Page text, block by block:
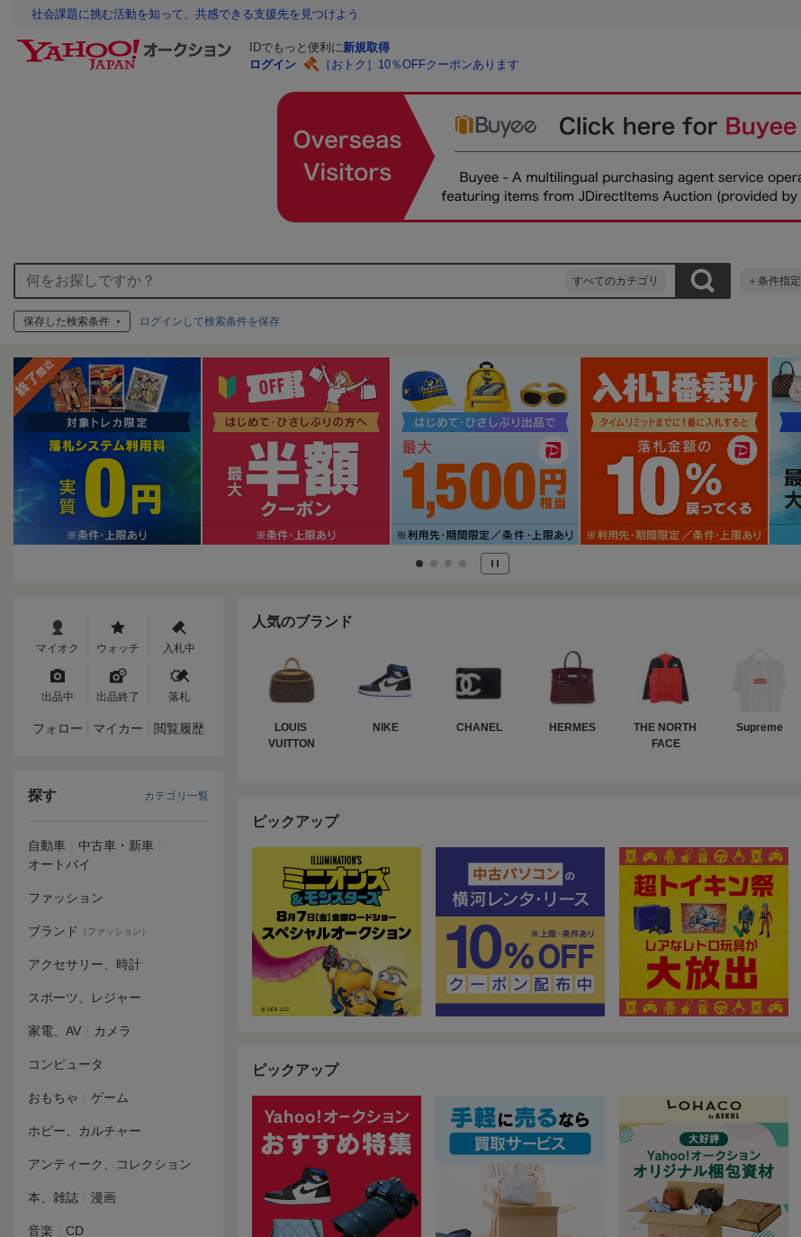
社会課題に挑む活動を知って、共感できる支援先を見つけよう
IDでもっと便利に 新規取得
ログイン
［おトク］10％OFFクーポンあります
すべてのカテゴリ ＋条件指定
保存した検索条件 ログインして検索条件を保存
マイオク ウォッチ 入札中
出品中 出品終了 落札
フォロー マイカー 閲覧履歴
探す カテゴリ一覧
自動車 中古車・新車
オートバイ
ファッション
ブランド （ファッション）
アクセサリー、時計
スポーツ、レジャー
家電、AV カメラ
コンピュータ
おもちゃ ゲーム
ホビー、カルチャー
アンティーク、コレクション
本、雑誌 漫画
音楽 CD
人気のブランド
LOUIS
VUITTON
NIKE CHANEL HERMES
THE NORTH
FACE
Supreme
ピックアップ
ピックアップ